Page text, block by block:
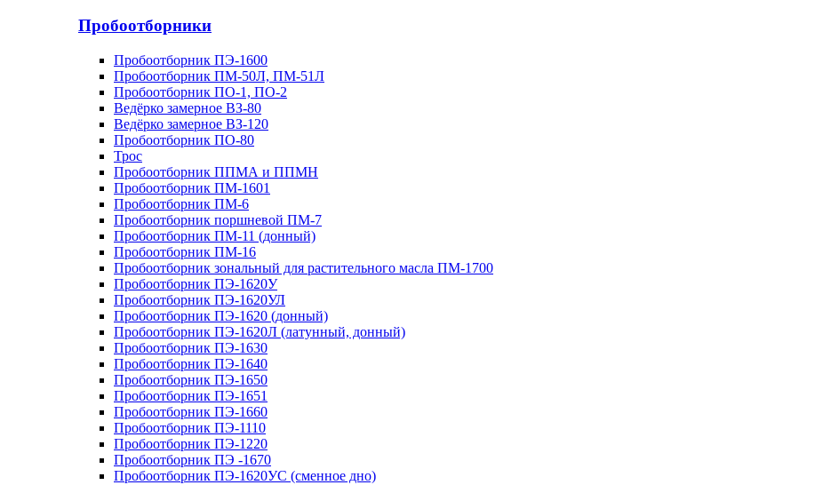
Пробоотборники
Пробоотборник ПЭ-1600
Пробоотборник ПМ-50Л, ПМ-51Л
Пробоотборник ПО-1, ПО-2
Ведёрко замерное ВЗ-80
Ведёрко замерное ВЗ-120
Пробоотборник ПО-80
Трос
Пробоотборник ППМА и ППМН
Пробоотборник ПМ-1601
Пробоотборник ПМ-6
Пробоотборник поршневой ПМ-7
Пробоотборник ПМ-11 (донный)
Пробоотборник ПМ-16
Пробоотборник зональный для растительного масла ПМ-1700
Пробоотборник ПЭ-1620У
Пробоотборник ПЭ-1620УЛ
Пробоотборник ПЭ-1620 (донный)
Пробоотборник ПЭ-1620Л (латунный, донный)
Пробоотборник ПЭ-1630
Пробоотборник ПЭ-1640
Пробоотборник ПЭ-1650
Пробоотборник ПЭ-1651
Пробоотборник ПЭ-1660
Пробоотборник ПЭ-1110
Пробоотборник ПЭ-1220
Пробоотборник ПЭ -1670
Пробоотборник ПЭ-1620УC (сменное дно)